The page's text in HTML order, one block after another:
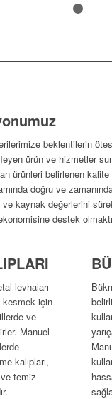
beklentilerin
ürün ve hizmetler
ürünleri belirlenen kalite
doğru ve
ve kaynak değerlerini
destek
levhaları
kesmek için
ve
Manuel
kalıpları,
temiz